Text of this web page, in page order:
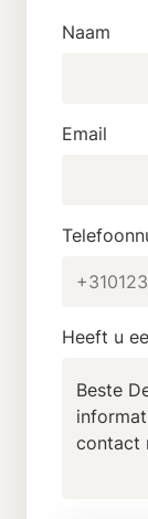
Naam
Email
Heeft u